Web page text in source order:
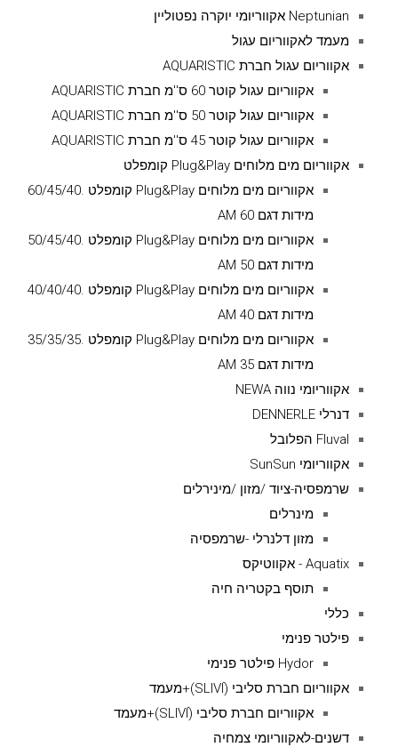
Neptunian אקווריומי יוקרה נפטוליין
מעמד לאקווריום עגול
אקווריום עגול חברת AQUARISTIC
אקווריום עגול קוטר 60 ס''מ חברת AQUARISTIC
אקווריום עגול קוטר 50 ס''מ חברת AQUARISTIC
אקווריום עגול קוטר 45 ס''מ חברת AQUARISTIC
אקווריום מים מלוחים Plug&Play קומפלט
אקווריום מים מלוחים Plug&Play קומפלט .60/45/40
מידות דגם AM 60
אקווריום מים מלוחים Plug&Play קומפלט .50/45/40
מידות דגם AM 50
אקווריום מים מלוחים Plug&Play קומפלט .40/40/40
מידות דגם AM 40
אקווריום מים מלוחים Plug&Play קומפלט .35/35/35
מידות דגם AM 35
אקווריומי נווה NEWA
דנרלי DENNERLE
Fluval הפלובל
אקווריומי SunSun
שרמפסיה-ציוד /מזון /מינירלים
מינרלים
מזון דלנרלי -שרמפסיה
Aquatix - אקווטיקס
תוסף בקטריה חיה
כללי
פילטר פנימי
Hydor פילטר פנימי
אקווריום חברת סליבי (SLIVIׂׂ)+מעמד
אקווריום חברת סליבי (SLIVIׂׂ)+מעמד
דשנים-לאקווריומי צמחיה